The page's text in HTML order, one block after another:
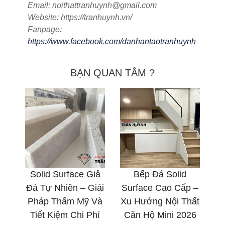
Email: noithattranhuynh@gmail.com
Website: https://tranhuynh.vn/
Fanpage:
https://www.facebook.com/danhantaotranhuynh
BẠN QUAN TÂM ?
Solid Surface Giả
Đá Tự Nhiên – Giải
Pháp Thẩm Mỹ Và
Tiết Kiệm Chi Phí
Bếp Đá Solid
Surface Cao Cấp –
Xu Hướng Nội Thất
Căn Hộ Mini 2026